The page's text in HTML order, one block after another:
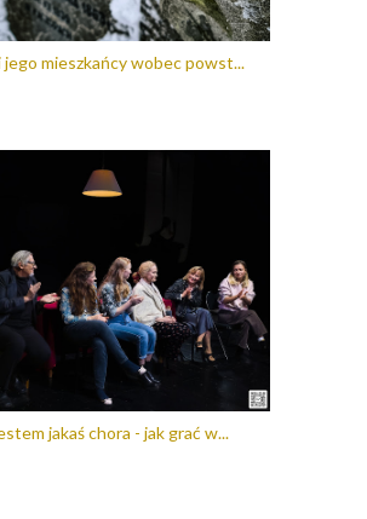
jego mieszkańcy wobec powst...
jakaś chora - jak grać w...